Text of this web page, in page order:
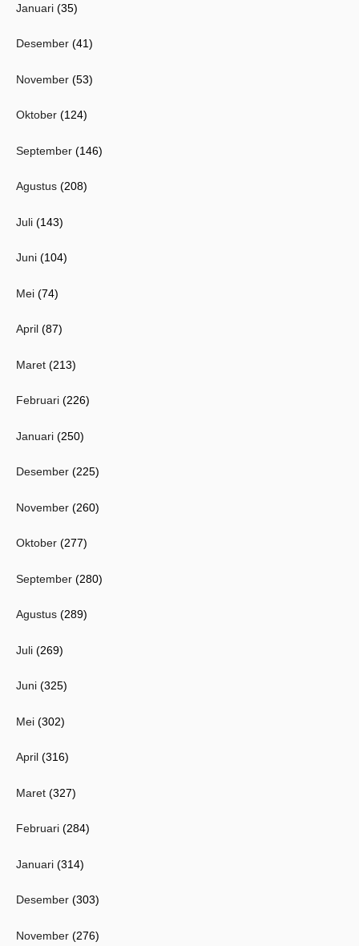
Januari (35)
Desember (41)
November (53)
Oktober (124)
September (146)
Agustus (208)
Juli (143)
Juni (104)
Mei (74)
April (87)
Maret (213)
Februari (226)
Januari (250)
Desember (225)
November (260)
Oktober (277)
September (280)
Agustus (289)
Juli (269)
Juni (325)
Mei (302)
April (316)
Maret (327)
Februari (284)
Januari (314)
Desember (303)
November (276)